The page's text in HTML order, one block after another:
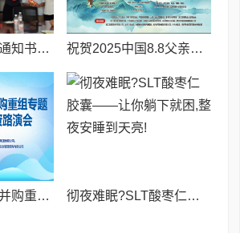
北大等名校录取通知书送达仪式在喀什市特区实验学校暖心举行 祝贺2025中国8.8父亲节“孝行天下家风传承”论坛暨祈福音乐会圆满成功
境内外资本市场并购重组专题交流会暨投融资路演会 深度解析驱动企业资本战略升级 彻夜难眠?SLT酸枣仁胶囊——让你躺下就困,整夜安睡到天亮!